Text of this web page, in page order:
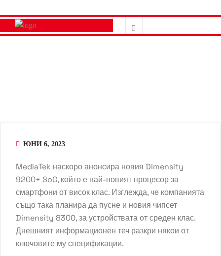
ЮНИ 6, 2023
MediaTek наскоро анонсира новия Dimensity
9200+ SoC, който е най-новият процесор за
смартфони от висок клас. Изглежда, че компанията
също така планира да пусне и новия чипсет
Dimensity 8300, за устройствата от среден клас.
Днешният информационен теч разкри някои от
ключовите му спецификации.